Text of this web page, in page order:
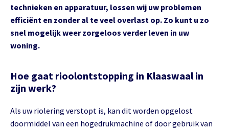
technieken en apparatuur, lossen wij uw problemen
efficiënt en zonder al te veel overlast op. Zo kunt u zo
snel mogelijk weer zorgeloos verder leven in uw
woning.
Hoe gaat rioolontstopping in Klaaswaal in
zijn werk?
Als uw riolering verstopt is, kan dit worden opgelost
doormiddel van een hogedrukmachine of door gebruik van